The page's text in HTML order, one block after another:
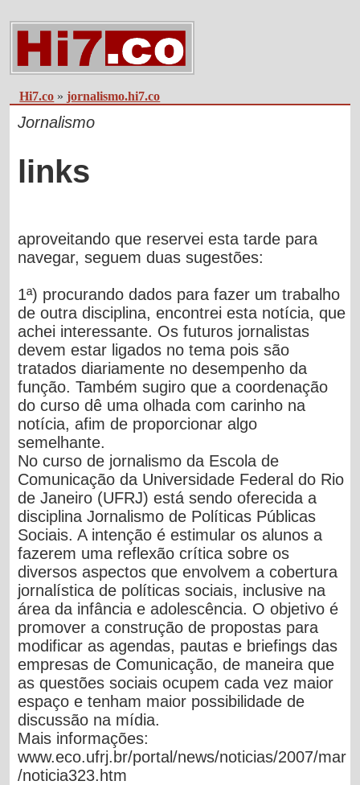
Hi7.co »jornalismo.hi7.co
Jornalismo
links
aproveitando que reservei esta tarde para
navegar, seguem duas sugestões:
1ª) procurando dados para fazer um trabalho
de outra disciplina, encontrei esta notícia, que
achei interessante. Os futuros jornalistas
devem estar ligados no tema pois são
tratados diariamente no desempenho da
função. Também sugiro que a coordenação
do curso dê uma olhada com carinho na
notícia, afim de proporcionar algo
semelhante.
No curso de jornalismo da Escola de
Comunicação da Universidade Federal do Rio
de Janeiro (UFRJ) está sendo oferecida a
disciplina Jornalismo de Políticas Públicas
Sociais. A intenção é estimular os alunos a
fazerem uma reflexão crítica sobre os
diversos aspectos que envolvem a cobertura
jornalística de políticas sociais, inclusive na
área da infância e adolescência. O objetivo é
promover a construção de propostas para
modificar as agendas, pautas e briefings das
empresas de Comunicação, de maneira que
as questões sociais ocupem cada vez maior
espaço e tenham maior possibilidade de
discussão na mídia.
Mais informações:
www.eco.ufrj.br/portal/news/noticias/2007/mar
/noticia323.htm